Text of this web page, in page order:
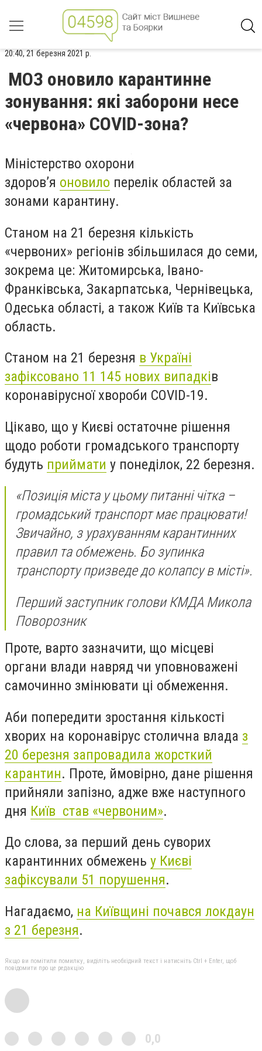
20:40, 21 березня 2021 р.
МОЗ оновило карантинне
зонування: які заборони несе
«червона» COVID-зона?
Міністерство охорони
здоров’я оновило перелік областей за
зонами карантину.
Станом на 21 березня кількість
«червоних» регіонів збільшилася до семи,
зокрема це: Житомирська, Івано-
Франківська, Закарпатська, Чернівецька,
Одеська області, а також Київ та Київська
область.
Станом на 21 березня в Україні
зафіксовано 11 145 нових випадків
коронавірусної хвороби COVID-19.
Цікаво, що у Києві остаточне рішення
щодо роботи громадського транспорту
будуть приймати у понеділок, 22 березня.
«Позиція міста у цьому питанні чітка –
громадський транспорт має працювати!
Звичайно, з урахуванням карантинних
правил та обмежень. Бо зупинка
транспорту призведе до колапсу в місті».
Перший заступник голови КМДА Микола
Поворозник
Проте, варто зазначити, що місцеві
органи влади навряд чи уповноважені
самочинно змінювати ці обмеження.
Аби попередити зростання кількості
хворих на коронавірус столична влада з
20 березня запровадила жорсткий
карантин. Проте, ймовірно, дане рішення
прийняли запізно, адже вже наступного
дня Київ став «червоним».
До слова, за перший день суворих
карантинних обмежень у Києві
зафіксували 51 порушення.
Нагадаємо, на Київщині почався локдаун
з 21 березня.
Якщо ви помітили помилку, виділіть необхідний текст і натисніть Ctrl + Enter, щоб
повідомити про це редакцію
0,0